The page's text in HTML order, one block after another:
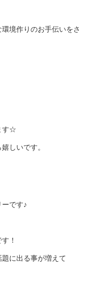
境作りのお手伝いをさ
す☆
しいです。
です♪
！
に出る事が増えて